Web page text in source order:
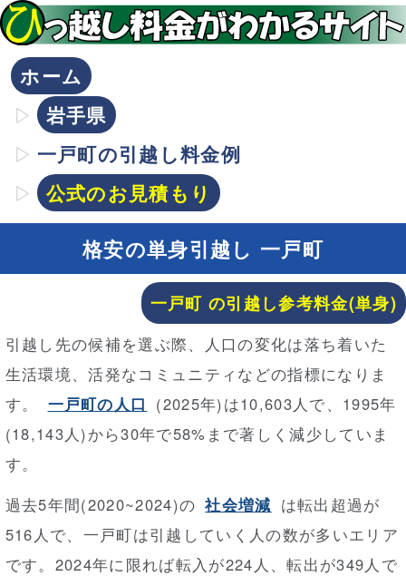
ホーム
岩手県
一戸町の引越し料金例
公式のお見積もり
格安の単身引越し 一戸町
一戸町 の引越し参考料金(単身)
引越し先の候補を選ぶ際、人口の変化は落ち着いた
生活環境、活発なコミュニティなどの指標になりま
す。
一戸町の人口 (2025年)は10,603人で、1995年
(18,143人)から30年で58%まで著しく減少していま
す。
過去5年間(2020~2024)の 社会増減 は転出超過が
516人で、一戸町は引越していく人の数が多いエリア
です。2024年に限れば転入が224人、転出が349人で